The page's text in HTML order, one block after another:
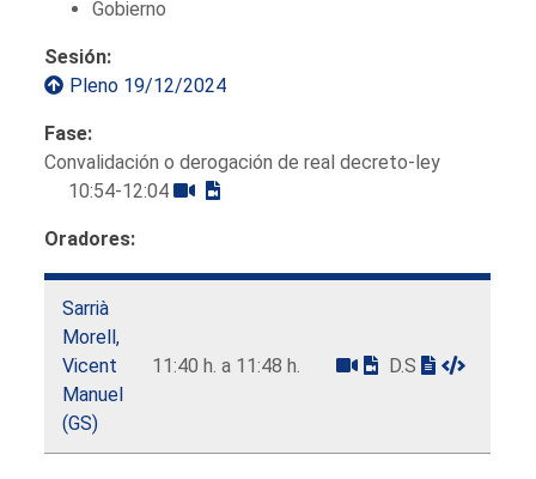
Gobierno
Sesión:
Pleno 19/12/2024
Fase:
Convalidación o derogación de real decreto-ley
10:54-12:04
Oradores:
Sarrià
Morell,
Vicent
Manuel
(GS)
11:40 h. a 11:48 h. D.S